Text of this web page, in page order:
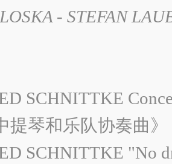
- STEFAN
SCHNITTKE
提琴和乐队协奏曲》
SCHNITTKE "No